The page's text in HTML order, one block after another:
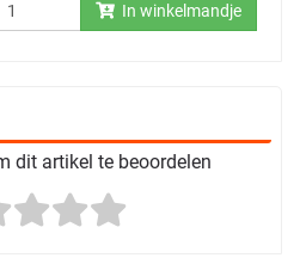
In winkelmandje
dit artikel te beoordelen